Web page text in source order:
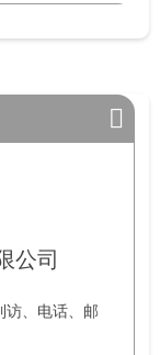
公司
访、电话、邮